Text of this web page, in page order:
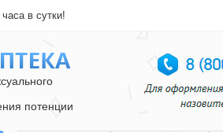
в сутки!
потенции